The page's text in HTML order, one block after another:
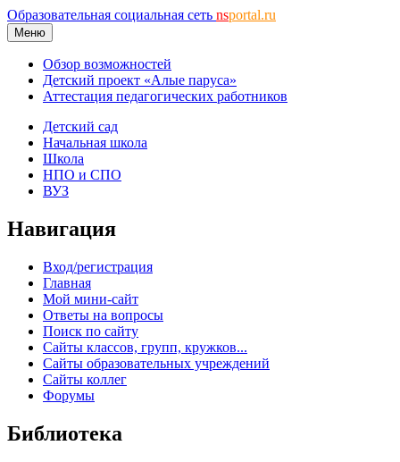
Образовательная социальная сеть nsportal.ru
Меню
Обзор возможностей
Детский проект «Алые паруса»
Аттестация педагогических работников
Детский сад
Начальная школа
Школа
НПО и СПО
ВУЗ
Навигация
Вход/регистрация
Главная
Мой мини-сайт
Ответы на вопросы
Поиск по сайту
Сайты классов, групп, кружков...
Сайты образовательных учреждений
Сайты коллег
Форумы
Библиотека